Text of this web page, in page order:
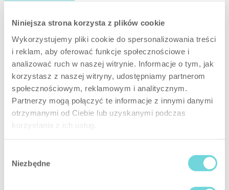
Niniejsza strona korzysta z plików cookie
Wykorzystujemy pliki cookie do spersonalizowania treści
i reklam, aby oferować funkcje społecznościowe i
analizować ruch w naszej witrynie. Informacje o tym, jak
korzystasz z naszej witryny, udostępniamy partnerom
społecznościowym, reklamowym i analitycznym.
Partnerzy mogą połączyć te informacje z innymi danymi
otrzymanymi od Ciebie lub uzyskanymi podczas
korzystania z ich usług.
zgody
NiezbędneInstallazione semplice